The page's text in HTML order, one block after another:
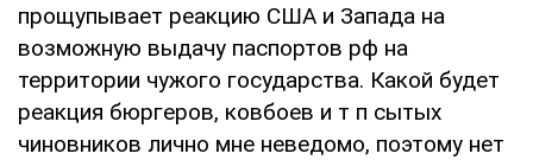
прощупывает реакцию США и Запада на
возможную выдачу паспортов рф на
территории чужого государства. Какой будет
реакция бюргеров, ковбоев и т п сытых
чиновников лично мне неведомо, поэтому нет